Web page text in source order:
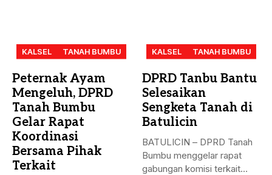
KALSEL TANAH BUMBU
Peternak Ayam
Mengeluh, DPRD
Tanah Bumbu
Gelar Rapat
Koordinasi
Bersama Pihak
Terkait
KALSEL TANAH BUMBU
DPRD Tanbu Bantu
Selesaikan
Sengketa Tanah di
Batulicin
BATULICIN – DPRD Tanah
Bumbu menggelar rapat
gabungan komisi terkait